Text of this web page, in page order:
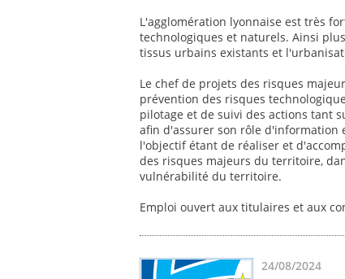
L'agglomération lyonnaise est très
technologiques et naturels. Ainsi
tissus urbains existants et
Le chef de projets des risques
prévention des risques
pilotage et de suivi des actions tant
afin d'assurer son rôle d'information
l'objectif étant de réaliser et
des risques majeurs du territoire,
vulnérabilité du territoire.
Emploi ouvert aux titulaires et aux
24/08/2024